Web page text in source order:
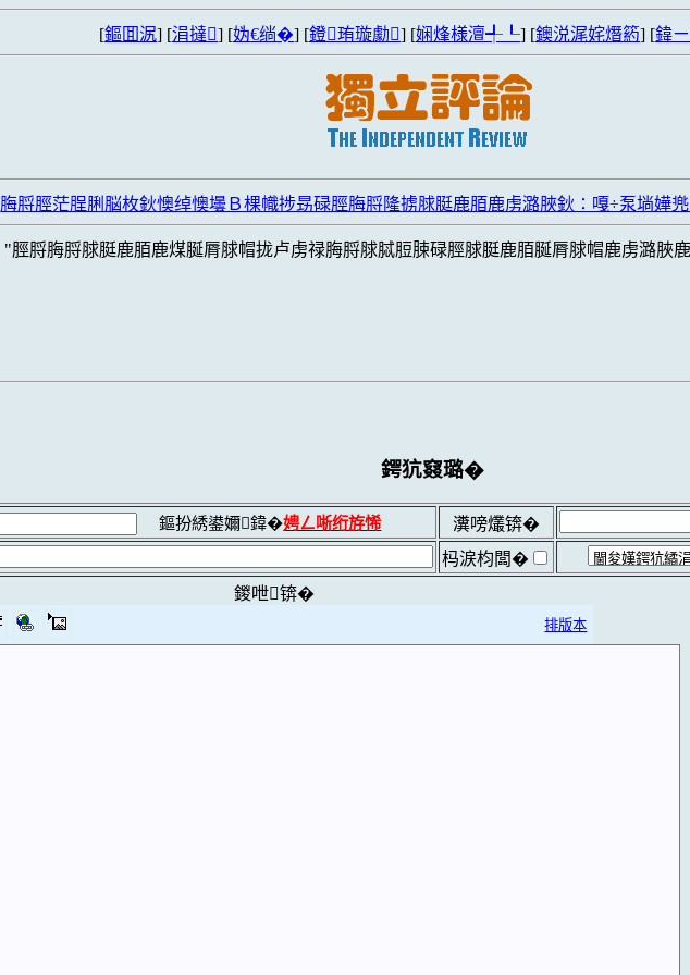
[鏂囬泦] [涓撻] [妫€绱�] [鐙珛璇勮] [娴烽様澶╃┖] [鐭涚浘姹熸箹] [鍏
脢脟脛茫脭脷脳枚鈥懊绰懊壜Ｂ棵幟捗昮碌脛脢脟隆掳脙脡鹿脜鹿虏潞脥鈥∶嘎÷泵埫嬅
脛脟脢脟脙脡鹿脜鹿煤脠脣脙帽拢卢虏禄脢脟脙脦脰脨碌脛脙脡鹿脜脠脣脙帽鹿虏潞脥
鍔犺窡璐�
鏂扮綉鍙嬭鍏�娉ㄥ唽绗斿悕
瀵嗙爜锛�
杩涙枃闆�
鍐呭锛�
排版本